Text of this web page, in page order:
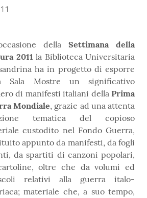
della Settimana della
2011 la Biblioteca Universitaria
ha in progetto di esporre
Sala Mostre un significativo
di manifesti italiani della Prima
Mondiale, grazie ad una attenta
tematica del copioso
custodito nel Fondo Guerra,
appunto da manifesti, da fogli
da spartiti di canzoni popolari,
oltre che da volumi ed
relativi alla guerra italo-
materiale che, a suo tempo,